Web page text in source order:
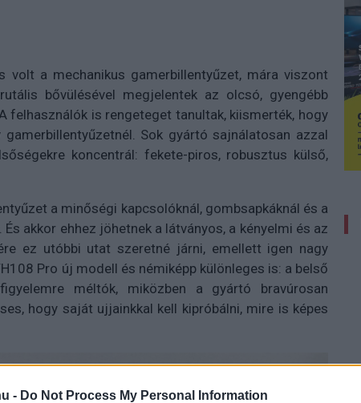
- Do Not Process My Personal Information
volt a mechanikus gamerbillentyűzet, mára viszont
bővülésével megjelentek az olcsó, gyengébb
felhasználók is rengeteget tanultak, kiismerték, hogy
Sok gyártó sajnálatosan azzal
koncentrál: fekete-piros, robusztus külső,
a minőségi kapcsolóknál, gombsapkáknál és a
akkor ehhez jöhetnek a látványos, a kényelmi és az
ez utóbbi utat szeretné járni, emellett igen nagy
Pro új modell és némiképp különleges is: a belső
méltók, miközben a gyártó bravúrosan
hogy saját ujjainkkal kell kipróbálni, mire is képes